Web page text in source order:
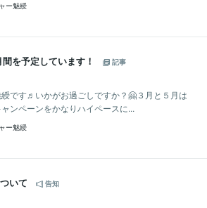
ー魅綬
を予定しています！
記事
です♬いかがお過ごしですか？🤗３月と５月は
ンペーンをかなりハイペースに...
ー魅綬
いて
告知